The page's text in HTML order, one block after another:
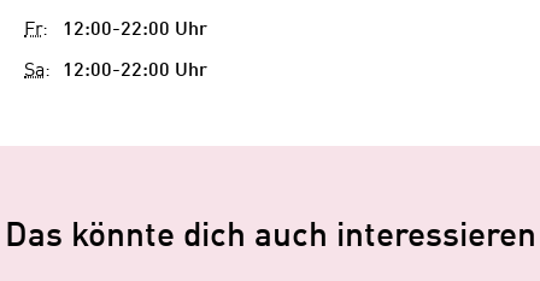
Fr: 12:00-22:00 Uhr
Sa: 12:00-22:00 Uhr
Das könnte dich auch interessieren